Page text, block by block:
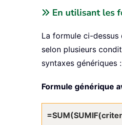
En utilisant les
La formule ci-dessus
selon plusieurs
syntaxes génériques :
Formule générique